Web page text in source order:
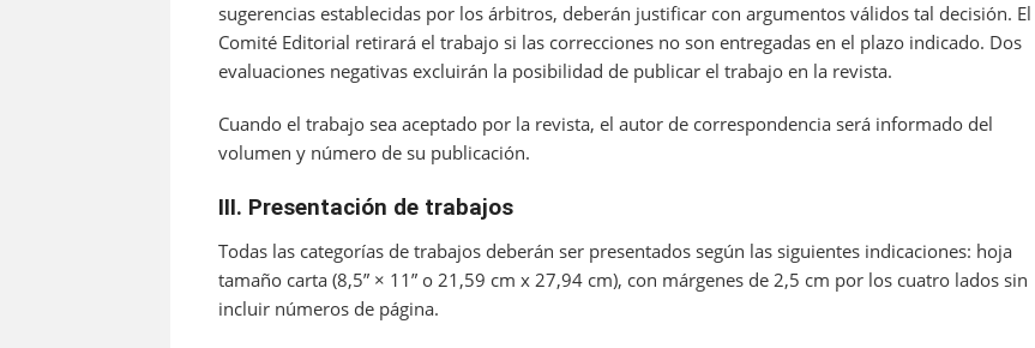
sugerencias establecidas por los árbitros, deberán justificar con argumentos válidos tal decisión. El
Comité Editorial retirará el trabajo si las correcciones no son entregadas en el plazo indicado. Dos
evaluaciones negativas excluirán la posibilidad de publicar el trabajo en la revista.
Cuando el trabajo sea aceptado por la revista, el autor de correspondencia será informado del
volumen y número de su publicación.
III. Presentación de trabajos
Todas las categorías de trabajos deberán ser presentados según las siguientes indicaciones: hoja
tamaño carta (8,5” × 11” o 21,59 cm x 27,94 cm), con márgenes de 2,5 cm por los cuatro lados sin
incluir números de página.